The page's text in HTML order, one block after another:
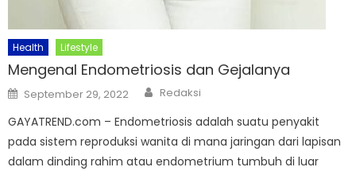
Health Lifestyle
Mengenal Endometriosis dan Gejalanya
Posted
on
September 29, 2022 Author
Redaksi
GAYATREND.com – Endometriosis adalah suatu penyakit
pada sistem reproduksi wanita di mana jaringan dari lapisan
dalam dinding rahim atau endometrium tumbuh di luar